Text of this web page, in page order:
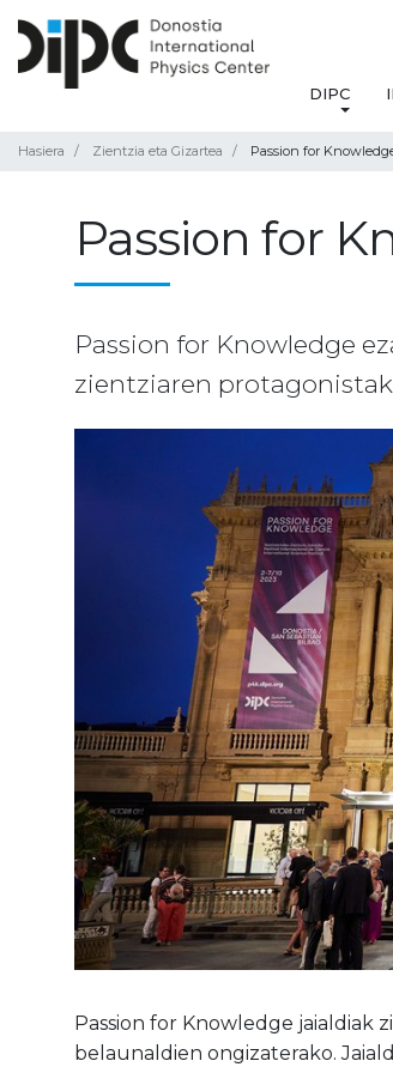
DIPC
Hasiera Zientzia eta Gizartea Passion for
Passion for
Passion for Knowledge
zientziaren
Passion for Knowledge jaialdiak
belaunaldien ongizaterako.